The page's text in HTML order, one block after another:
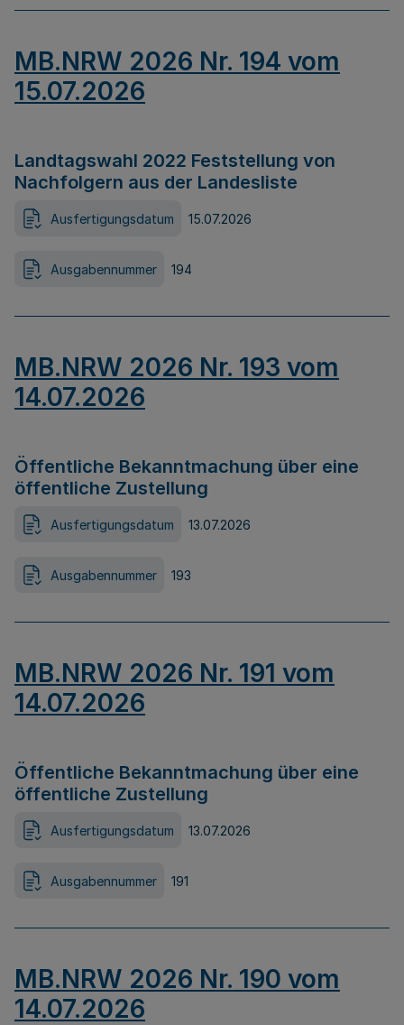
MB.NRW 2026 Nr. 194 vom
15.07.2026
Landtagswahl 2022 Feststellung von
Nachfolgern aus der Landesliste
Ausfertigungsdatum 15.07.2026
Ausgabennummer 194
MB.NRW 2026 Nr. 193 vom
14.07.2026
Öffentliche Bekanntmachung über eine
öffentliche Zustellung
Ausfertigungsdatum 13.07.2026
Ausgabennummer 193
MB.NRW 2026 Nr. 191 vom
14.07.2026
Öffentliche Bekanntmachung über eine
öffentliche Zustellung
Ausfertigungsdatum 13.07.2026
Ausgabennummer 191
MB.NRW 2026 Nr. 190 vom
14.07.2026